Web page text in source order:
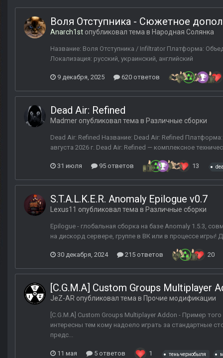
Воля Отступника - Сюжетное
Anarch1st опубликовал тема в Народная Солянка
Название: Воля Отступника / Infiltrator Платформа:
Локализация: русский, украинский, английский
9 декабря, 2025 620 ответов
Dead Air: Refined
Madmer опубликовал тема в Различные сборки
Dead Air: Refined Название: Dead Air: Refined
августа 2026 г. Dead Air: Refined — комплексное
31 июля 95 ответов 13
S.T.A.L.K.E.R. Anomaly Epilogue v0.7
Lexus11 опубликовал тема в Различные сборки
Epilogue - глобальная сборка на базе Anomaly 1.5.3,
на дискорд сервере, группе в ВК или в процессе
30 декабря, 2024 215 ответов 20
[C.G.M.A] Custom Groups Multiplayer
JeZ-AR опубликовал тема в Прочие модификации
[C.G.M.A] Custom Groups Multiplayer Addon - Пример
интересны тем кому надоело играть за стандартные
предс...
11 мая 5 ответов 1 тень чернобыля